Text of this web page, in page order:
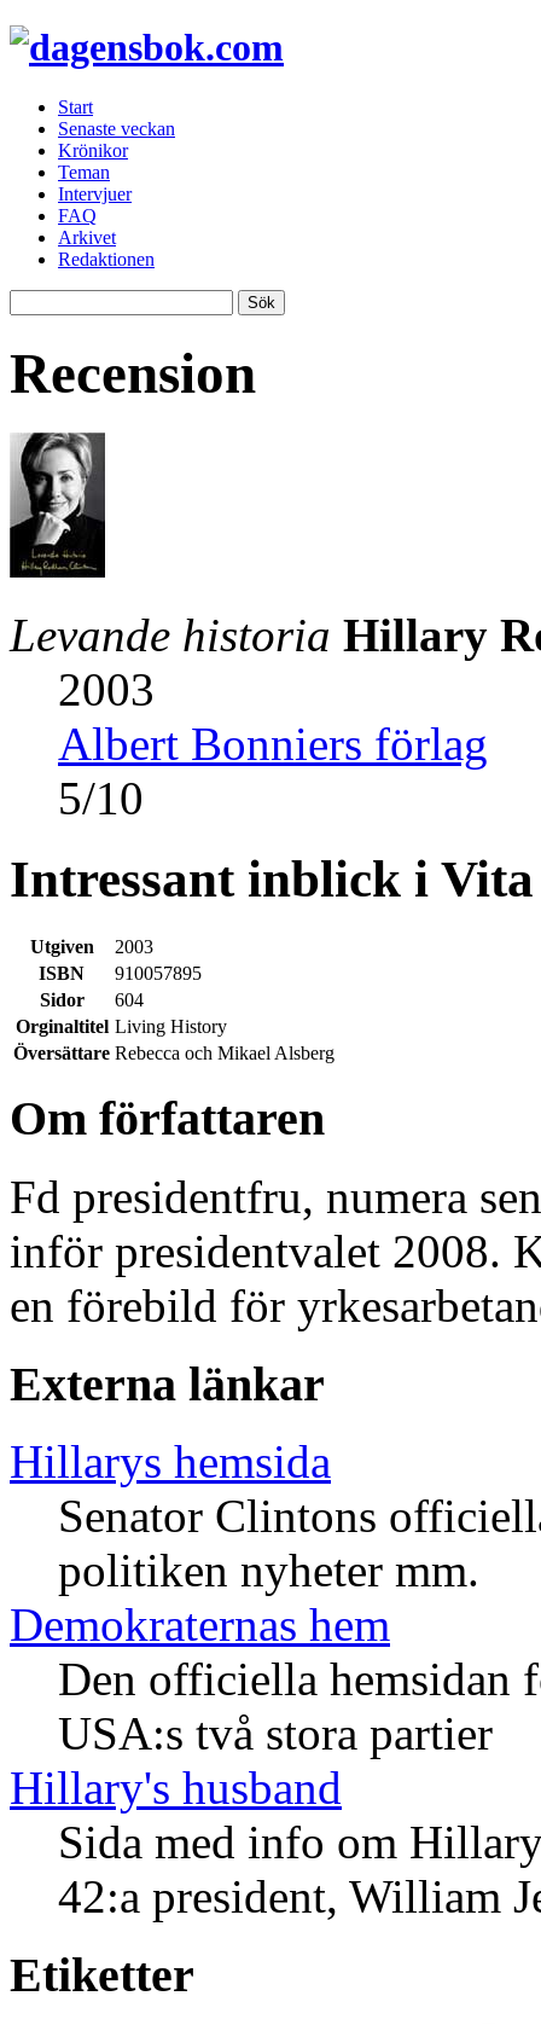
Start
Senaste veckan
Krönikor
Teman
Intervjuer
FAQ
Arkivet
Redaktionen
Recension
Levande historia Hillary
2003
Albert Bonniers förlag
5/10
Intressant inblick i Vita
Utgiven
2003
ISBN
910057895
Sidor
604
Orginaltitel Living History
Översättare Rebecca och Mikael Alsberg
Om författaren
Fd presidentfru, numera
inför presidentvalet 2008.
en förebild för
Externa länkar
Hillarys hemsida
Senator Clintons
politiken nyheter mm.
Demokraternas hem
Den officiella hemsidan
USA:s två stora partier
Hillary's husband
Sida med info om
42:a president, William
Etiketter